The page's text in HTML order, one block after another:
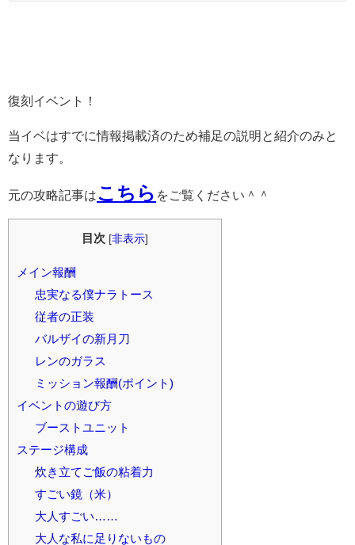
復刻イベント！
当イベはすでに情報掲載済のため補足の説明と紹介のみと
なります。
元の攻略記事は こちら をご覧ください＾＾
目次 [非表示]
メイン報酬
忠実なる僕ナラトース
従者の正装
バルザイの新月刀
レンのガラス
ミッション報酬(ポイント)
イベントの遊び方
ブーストユニット
ステージ構成
炊き立てご飯の粘着力
すごい鏡（米）
大人すごい……
大人な私に足りないもの